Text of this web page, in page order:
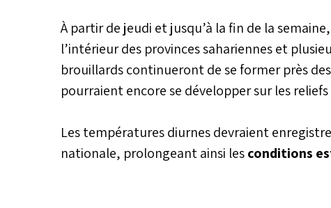
À partir de jeudi et jusqu’à la fin de la
l’intérieur des provinces sahariennes et
brouillards continueront de se former près
pourraient encore se développer sur les reliefs
Les températures diurnes devraient
nationale, prolongeant ainsi lesconditions